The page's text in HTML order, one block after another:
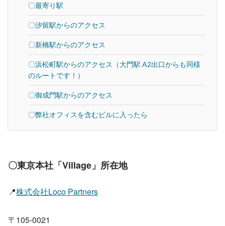
〇最寄り駅
〇汐留駅からのアクセス
〇新橋駅からのアクセス
〇浜松町駅からのアクセス（大門駅 A2出口からも同様
のルートです！）
〇御成門駅からのアクセス
〇弊社オフィスを含むビルに入ったら
〇東京本社「Village」所在地
📍株式会社Loco Partners
〒105-0021